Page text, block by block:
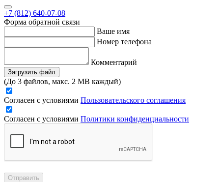
+7 (812) 640-07-08
Форма обратной связи
Ваше имя
Номер телефона
Комментарий
Загрузить файл
(До 3 файлов, макс. 2 MB каждый)
Согласен с условиями Пользовательского соглашения
Согласен с условиями Политики конфиденциальности
Отправить